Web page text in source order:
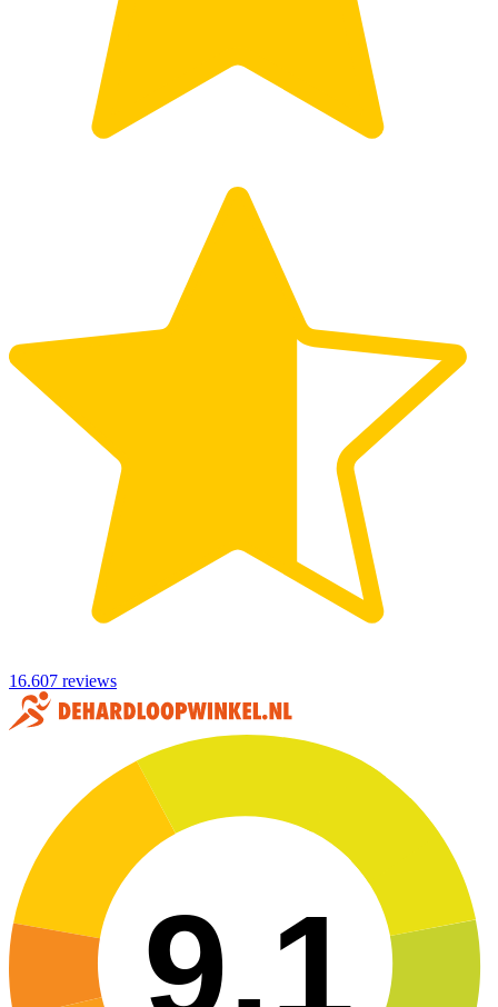
16.607 reviews
9,1